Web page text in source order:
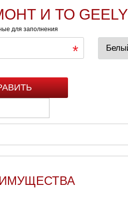
И ТО GEELY
для заполнения